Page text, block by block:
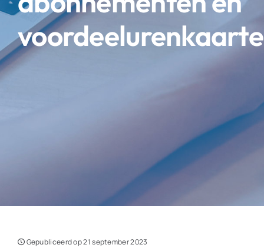
Gepubliceerd op 21 september 2023